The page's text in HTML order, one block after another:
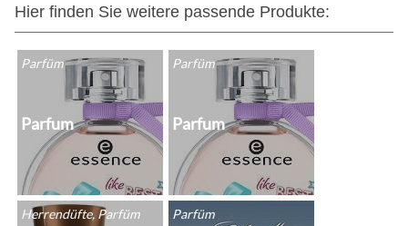
Hier finden Sie weitere passende Produkte:
Parfüm
Parfum
Parfüm
Parfum
Herrendüfte, Parfüm Parfüm